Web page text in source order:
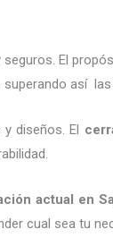
El
así las
diseños. El
actual en
cual sea tu